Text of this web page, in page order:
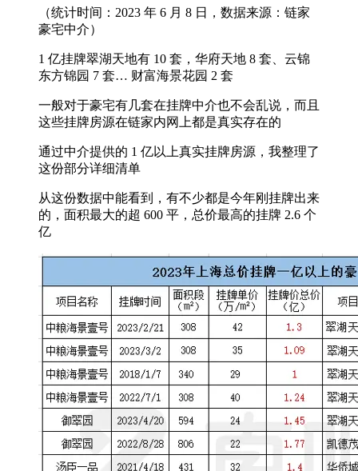
（统计时间：2023 年 6 月 8 日，数据来源：链家
豪宅中介）
1 亿挂牌翠湖天地有 10 套，华府天地 8 套、云锦
东方锦园 7 套… 财富海景花园 2 套
一般对于豪宅有几套在挂牌中介也不会乱说，而且
这些挂牌房源在链家内网上都是真实存在的
通过中介提供的 1 亿以上真实挂牌房源，我整理了
这份部分详细清单
从这份数据中能看到，有不少都是今年刚挂牌出来
的，面积最大的超 600 平，总价最高的挂牌 2.6 个
亿